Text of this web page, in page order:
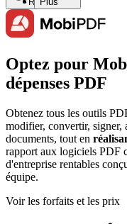
Optez pour
dépenses PDF
Obtenez tous les outils
modifier, convertir, signer,
documents, tout en
rapport aux logiciels PDF
d'entreprise rentables
équipe.
Voir les forfaits et les prix